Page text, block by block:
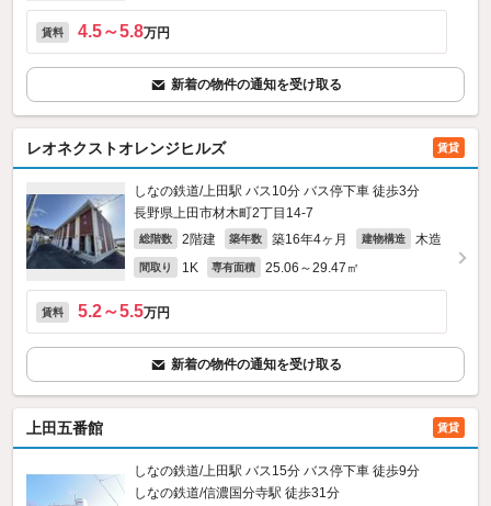
賃料 4.5～5.8万円
新着の物件の通知を受け取る
レオネクストオレンジヒルズ 賃貸
しなの鉄道/上田駅 バス10分 バス停下車 徒歩3分
長野県上田市材木町2丁目14-7
総階数 2階建 築年数 築16年4ヶ月 建物構造 木造
間取り 1K 専有面積 25.06～29.47㎡
賃料 5.2～5.5万円
新着の物件の通知を受け取る
上田五番館 賃貸
しなの鉄道/上田駅 バス15分 バス停下車 徒歩9分
しなの鉄道/信濃国分寺駅 徒歩31分